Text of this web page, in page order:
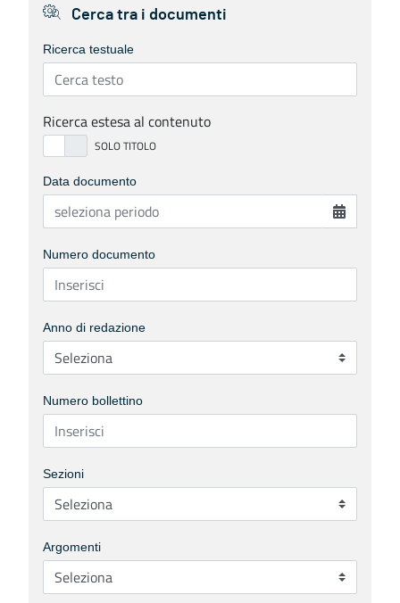
Cerca tra i documenti
Ricerca testuale
Ricerca estesa al contenuto
Data documento
Numero documento
Anno di redazione
Numero bollettino
Sezioni
Argomenti